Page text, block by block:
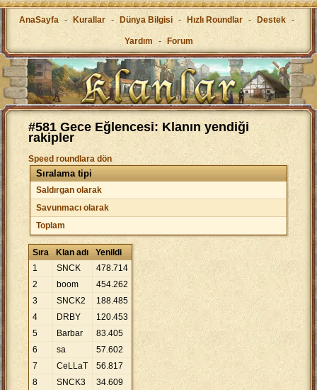
AnaSayfa - Kurallar - Dünya Bilgisi - Hızlı Roundlar - Destek -
Yardım - Forum
#581 Gece Eğlencesi: Klanın yendiği
rakipler
Speed roundlara dön
Sıralama tipi
Saldırgan olarak
Savunmacı olarak
Toplam
Sıra Klan adı
Yenildi
1
SNCK 478.714
2
boom 454.262
3
SNCK2 188.485
4
DRBY 120.453
5
Barbar 83.405
6
sa 57.602
7
CeLLaT 56.817
8
SNCK3 34.609